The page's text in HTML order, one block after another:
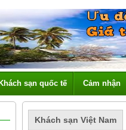
Khách sạn quốc tế Cảm nhận
Khách sạn Việt Nam